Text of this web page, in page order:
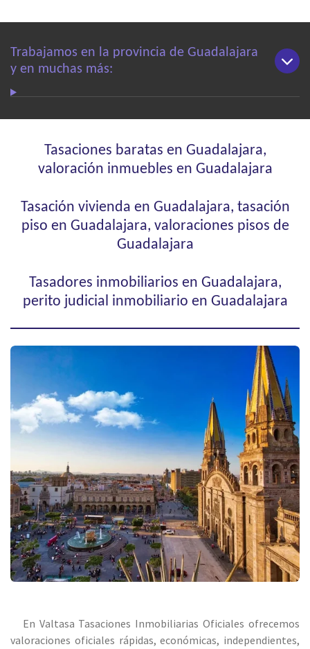
Trabajamos en la provincia de Guadalajara
y en muchas más:
Tasaciones baratas en Guadalajara,
valoración inmuebles en Guadalajara
Tasación vivienda en Guadalajara, tasación
piso en Guadalajara, valoraciones pisos de
Guadalajara
Tasadores inmobiliarios en Guadalajara,
perito judicial inmobiliario en Guadalajara
En Valtasa Tasaciones Inmobiliarias Oficiales ofrecemos
valoraciones oficiales rápidas, económicas, independientes,